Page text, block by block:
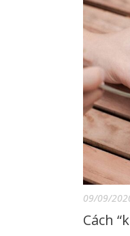
09/09/
Cách